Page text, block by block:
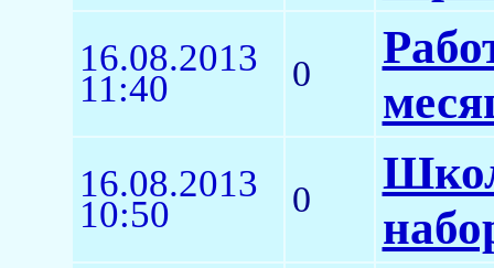
16.08.2013
11:40 0
16.08.2013
10:50 0